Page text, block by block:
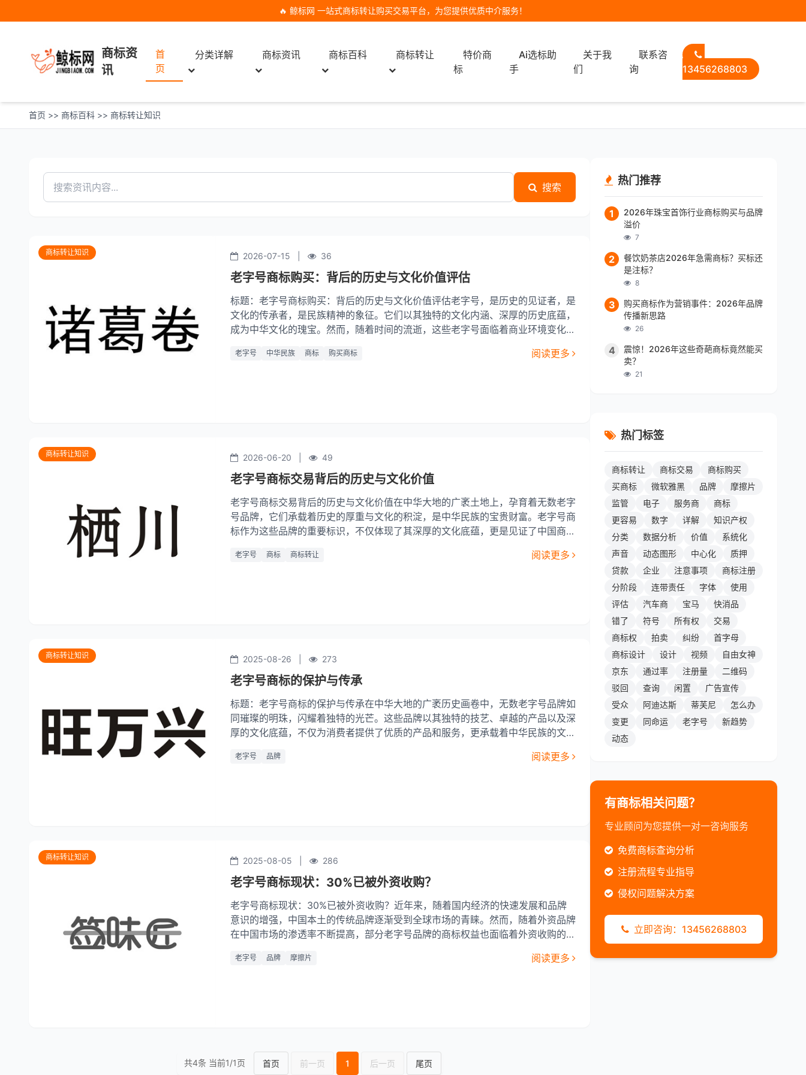
🔥 鲸标网 一站式商标转让购买交易平台，为您提供优质中介服务！
商标资
讯
首
页
分类详解 商标资讯 商标百科 商标转让
特价商
标
Ai选标助
手
关于我
们
联系咨
询
13456268803
首页 >> 商标百科 >> 商标转让知识
搜索
商标转让知识 2026-07-15 36
老字号商标购买：背后的历史与文化价值评估
标题：老字号商标购买：背后的历史与文化价值评估老字号，是历史的见证者，是
文化的传承者，是民族精神的象征。它们以其独特的文化内涵、深厚的历史底蕴，
成为中华文化的瑰宝。然而，随着时间的流逝，这些老字号面临着商业环境变化、
文化价值，从
老字号 中华民族 商标 购买商标 阅读更多
商标转让知识 2026-06-20 49
老字号商标交易背后的历史与文化价值
老字号商标交易背后的历史与文化价值在中华大地的广袤土地上，孕育着无数老字
号品牌，它们承载着历史的厚重与文化的积淀，是中华民族的宝贵财富。老字号商
标作为这些品牌的重要标识，不仅体现了其深厚的文化底蕴，更是见证了中国商业
商业现象，而
老字号 商标 商标转让 阅读更多
商标转让知识 2025-08-26 273
老字号商标的保护与传承
标题：老字号商标的保护与传承在中华大地的广袤历史画卷中，无数老字号品牌如
同璀璨的明珠，闪耀着独特的光芒。这些品牌以其独特的技艺、卓越的产品以及深
厚的文化底蕴，不仅为消费者提供了优质的产品和服务，更承载着中华民族的文化
战。老字
老字号 品牌 阅读更多
商标转让知识 2025-08-05 286
老字号商标现状：30%已被外资收购？
老字号商标现状：30%已被外资收购？近年来，随着国内经济的快速发展和品牌
意识的增强，中国本土的传统品牌逐渐受到全球市场的青睐。然而，随着外资品牌
在中国市场的渗透率不断提高，部分老字号品牌的商标权益也面临着外资收购的现
仅反映了外资品牌
老字号 品牌 摩擦片 阅读更多
共4条 当前1/1页 首页 前一页 1 后一页 尾页
热门推荐
1
2026年珠宝首饰行业商标购买与品牌
溢价
7
2
餐饮奶茶店2026年急需商标？买标还
是注标？
8
3
购买商标作为营销事件：2026年品牌
传播新思路
26
4
震惊！2026年这些奇葩商标竟然能买
卖？
21
热门标签
商标转让 商标交易
商标购买
买商标
微软雅黑 品牌
摩擦片
监管
电子 服务商
商标
更容易
数字 详解
知识产权
分类
数据分析 价值
系统化
声音
动态图形 中心化
质押
贷款
企业 注意事项
商标注册
分阶段
连带责任 字体
使用
评估
汽车商 宝马
快消品
错了
符号 所有权
交易
商标权
拍卖 纠纷
首字母
商标设计
设计 视频
自由女神
京东
通过率 注册量
二维码
驳回
查询 闲置
广告宣传
受众
阿迪达斯 蒂芙尼
怎么办
变更
同命运 老字号
新趋势
动态
有商标相关问题？
专业顾问为您提供一对一咨询服务
免费商标查询分析
注册流程专业指导
侵权问题解决方案
立即咨询：13456268803